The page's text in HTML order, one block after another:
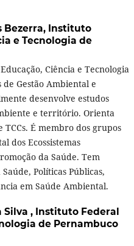
Bezerra, Instituto
e Tecnologia de
Ciência e Tecnologia
de Gestão Ambiental e
desenvolve estudos
e território. Orienta
É membro dos grupos
dos Ecossistemas
da Saúde. Tem
Políticas Públicas,
em Saúde Ambiental.
Silva , Instituto Federal
de Pernambuco